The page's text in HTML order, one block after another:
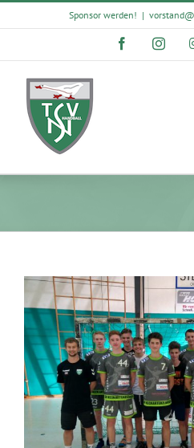
Skip
Sponsor werden! |
Facebook
View
Larger
Image